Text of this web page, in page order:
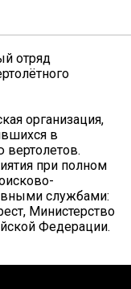
отряд
организация,
в
при полном
службами:
Министерство
Федерации.